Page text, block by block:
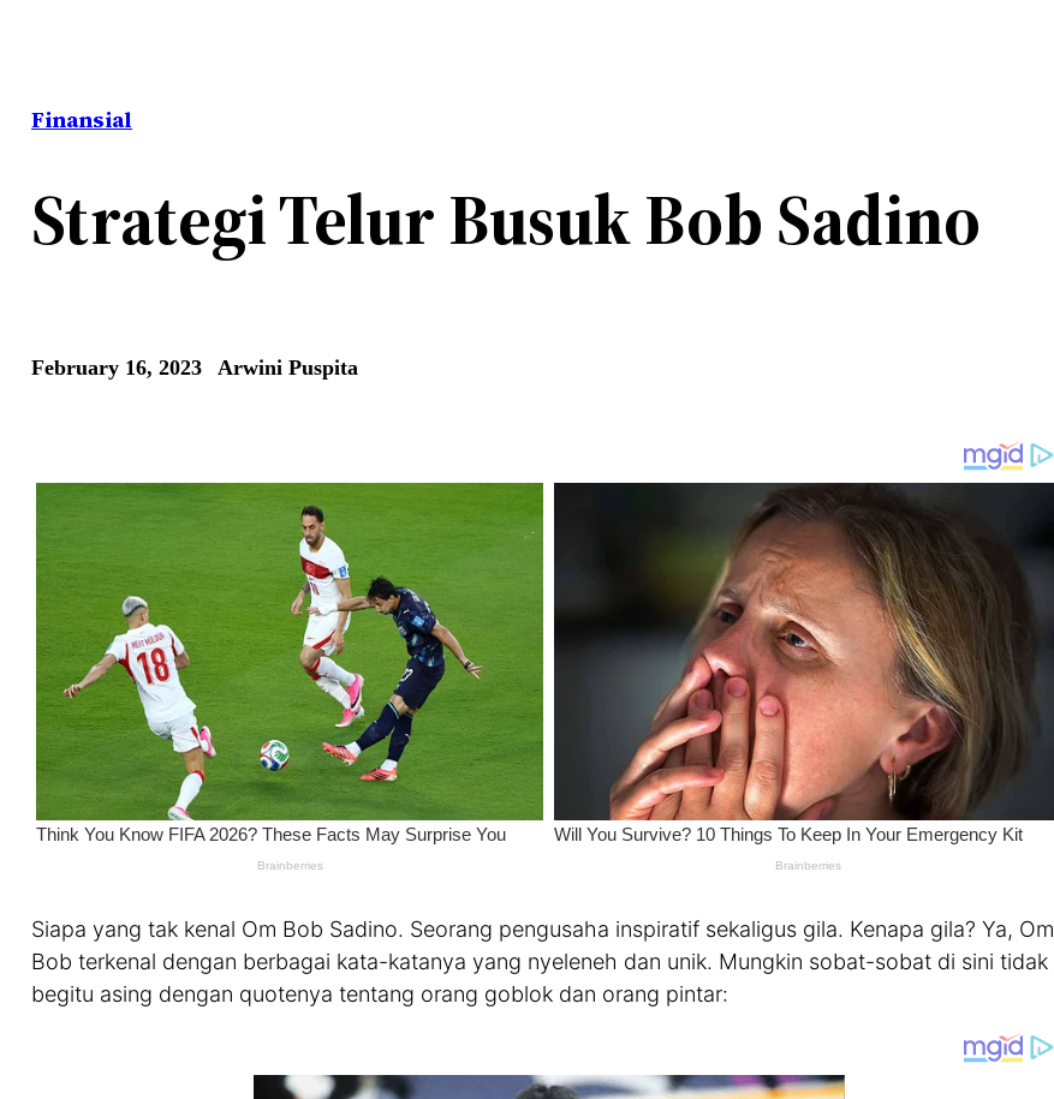
Finansial
Strategi Telur Busuk Bob Sadino
February 16, 2023 Arwini Puspita
Siapa yang tak kenal Om Bob Sadino. Seorang pengusaha inspiratif sekaligus gila. Kenapa gila? Ya, Om
Bob terkenal dengan berbagai kata-katanya yang nyeleneh dan unik. Mungkin sobat-sobat di sini tidak
begitu asing dengan quotenya tentang orang goblok dan orang pintar: